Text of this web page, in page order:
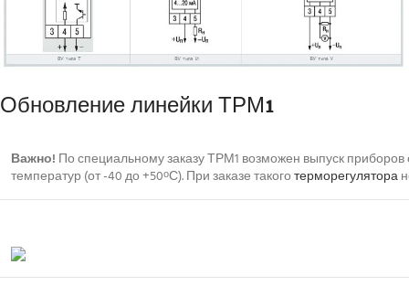
Обновление линейки ТРМ1
Важно! По специальному заказу ТРМ1 возможен выпуск
температур (от -40 до +50оС). При заказе такоготерморегулятора